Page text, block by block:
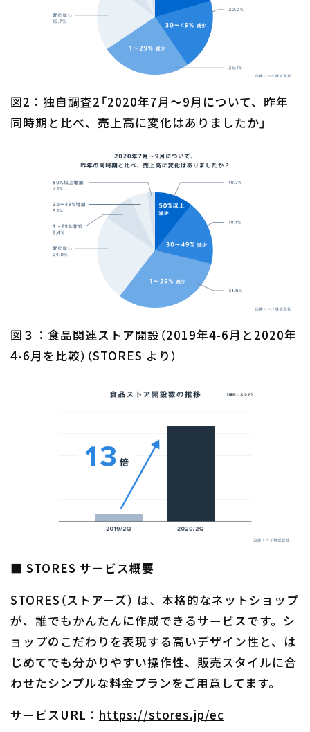
図2：独自調査2「2020年7月〜9月について、昨年
同時期と比べ、売上高に変化はありましたか」
図３：食品関連ストア開設（2019年4-6月と2020年
4-6月を比較）（STORES より）
■ STORES サービス概要
STORES（ストアーズ） は、本格的なネットショップ
が、誰でもかんたんに作成できるサービスです。シ
ョップのこだわりを表現する高いデザイン性と、は
じめてでも分かりやすい操作性、販売スタイルに合
わせたシンプルな料金プランをご用意してます。
サービスURL： https://stores.jp/ec